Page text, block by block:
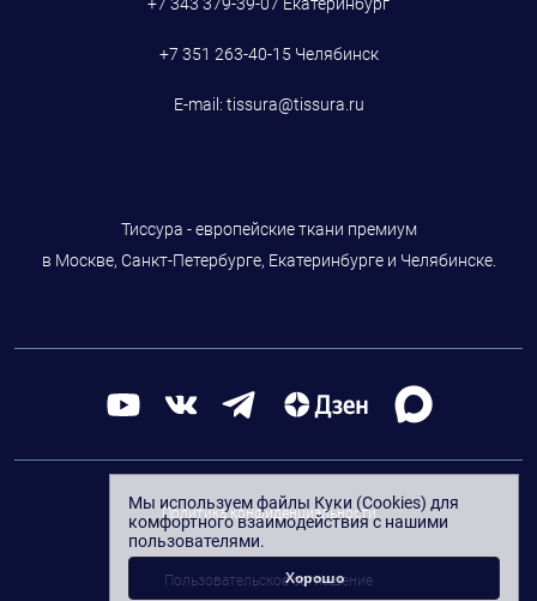
+7 343 379-39-07 Екатеринбург
+7 351 263-40-15 Челябинск
E-mail: tissura@tissura.ru
Тиссура - европейские ткани премиум
в Москве, Санкт-Петербурге, Екатеринбурге и Челябинске.
Политика конфиденциальности
Пользовательское соглашение
Мы используем файлы Куки (Cookies) для
комфортного взаимодействия с нашими
пользователями.
Хорошо